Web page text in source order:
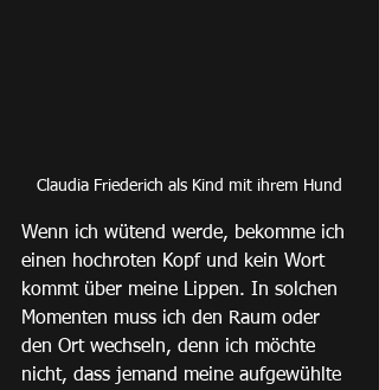
Claudia Friederich als Kind mit ihrem Hund
Wenn ich wütend werde, bekomme ich
einen hochroten Kopf und kein Wort
kommt über meine Lippen. In solchen
Momenten muss ich den Raum oder
den Ort wechseln, denn ich möchte
nicht, dass jemand meine aufgewühlte